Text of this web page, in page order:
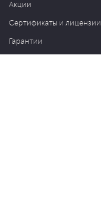
Акции
Сертификаты и лицензии
Гарантии